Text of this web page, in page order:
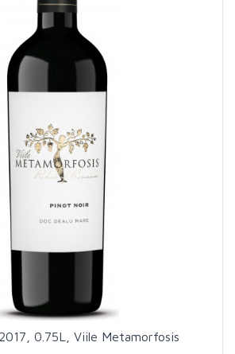
0.75L, Viile Metamorfosis